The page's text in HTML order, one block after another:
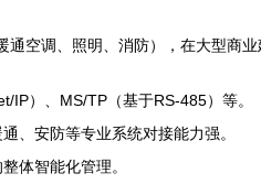
空调、照明、消防），在大型商
IP）、MS/TP（基于RS-485）等。
、安防等专业系统对接能力强。
体智能化管理。